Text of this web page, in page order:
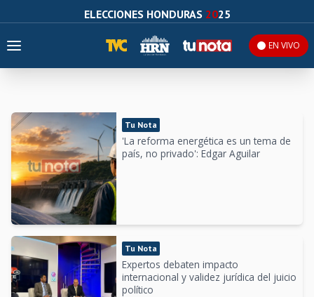
ELECCIONES HONDURAS 2025
EN VIVO
Tu Nota
'La reforma energética es un tema de
país, no privado': Edgar Aguilar
Tu Nota
Expertos debaten impacto
internacional y validez jurídica del juicio
político